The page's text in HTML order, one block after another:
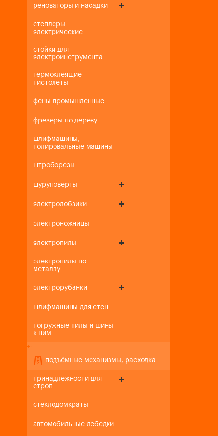
реноваторы и насадки
степлеры
электрические
стойки для
электроинструмента
термоклеящие
пистолеты
фены промышленные
фрезеры по дереву
шлифмашины,
полировальные машины
штроборезы
шуруповерты
электролобзики
электроножницы
электропилы
электропилы по
металлу
электрорубанки
шлифмашины для стен
погружные пилы и шины
к ним
+-
подъёмные механизмы, расходка
принадлежности для
строп
стеклодомкраты
автомобильные лебедки